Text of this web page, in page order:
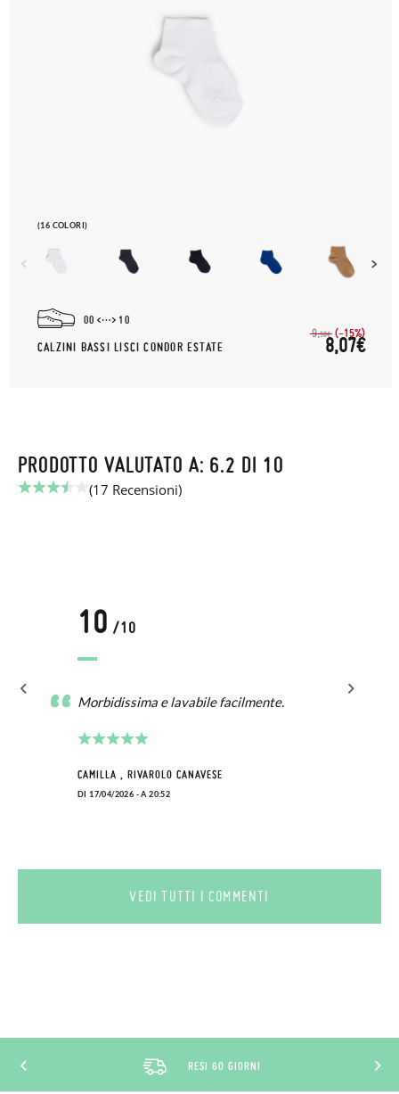
(16 COLORI)
00 10
CALZINI BASSI LISCI CONDOR ESTATE
9,50€ (-15%)
8,07€
PRODOTTO VALUTATO A: 6.2 DI 10
(17 Recensioni)
10 /10
Morbidissima e lavabile facilmente.
CAMILLA , RIVAROLO CANAVESE
DI 17/04/2026 - A 20:52
VEDI TUTTI I COMMENTI
RESI 60 GIORNI